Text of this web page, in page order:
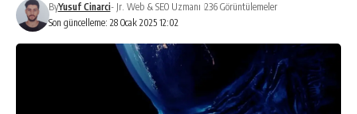
Son güncelleme: 28 Ocak 2025 12:02
ByYusuf Cinarci- Jr. Web & SEO Uzmanı 236 Görüntülemeler